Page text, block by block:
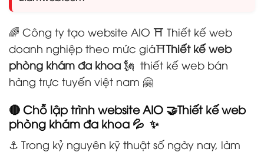
🌈 Công ty tạo website AIO ⛩️ Thiết kế web
doanh nghiệp theo mức giá⛩️Thiết kế web
phòng khám đa khoa 🗽 thiết kế web bán
hàng trực tuyến việt nam 🤗
🔴 Chỗ lập trình website AIO 🤝Thiết kế web
phòng khám đa khoa 💦 ✨
⚓ Trong kỷ nguyên kỹ thuật số ngày nay, làm